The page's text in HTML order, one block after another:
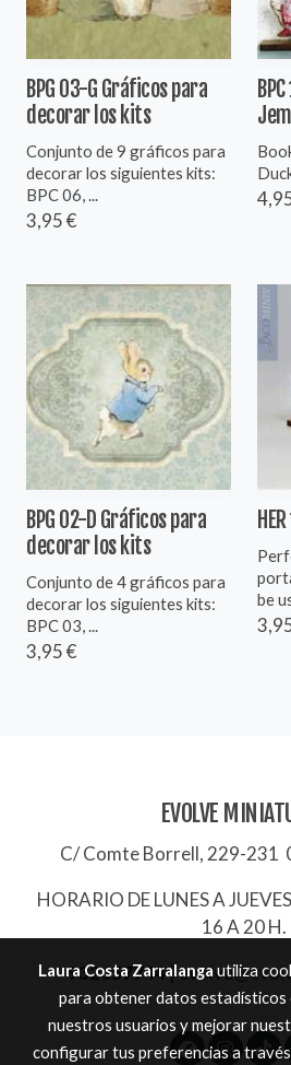
BPG 03-G Gráficos para
decorar los kits
Conjunto de 9 gráficos para
decorar los siguientes kits:
BPC 06, ...
3,95 €
BPG 02-D Gráficos para
decorar los kits
Conjunto de 4 gráficos para
decorar los siguientes kits:
BPC 03, ...
3,95 €
be
EVOLVE
C/ Comte Borrell, 229-231
HORARIO DE LUNES A
16 A 20 H.
932657744|
Laura Costa Zarralanga utiliza
para obtener datos estadísticos
nuestros usuarios y mejorar
configurar tus preferencias a